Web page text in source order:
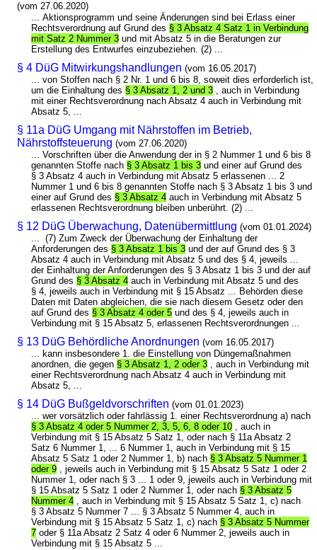
(vom 27.06.2020)
... Aktionsprogramm und seine Änderungen sind bei Erlass einer
Rechtsverordnung auf Grund des § 3 Absatz 4 Satz 1 in Verbindung
mit Satz 2 Nummer 3 und mit Absatz 5 in die Beratungen zur
Erstellung des Entwurfes einzubeziehen. (2) ...
§ 4 DüG Mitwirkungshandlungen (vom 16.05.2017)
... von Stoffen nach § 2 Nr. 1 und 6 bis 8, soweit dies erforderlich ist,
um die Einhaltung des § 3 Absatz 1, 2 und 3 , auch in Verbindung
mit einer Rechtsverordnung nach Absatz 4 auch in Verbindung mit
Absatz 5, ...
§ 11a DüG Umgang mit Nährstoffen im Betrieb,
Nährstoffsteuerung (vom 27.06.2020)
... Vorschriften über die Anwendung der in § 2 Nummer 1 und 6 bis 8
genannten Stoffe nach § 3 Absatz 1 bis 3 und einer auf Grund des
§ 3 Absatz 4 auch in Verbindung mit Absatz 5 erlassenen ... 2
Nummer 1 und 6 bis 8 genannten Stoffe nach § 3 Absatz 1 bis 3 und
einer auf Grund des § 3 Absatz 4 auch in Verbindung mit Absatz 5
erlassenen Rechtsverordnung bleiben unberührt. (2) ...
§ 12 DüG Überwachung, Datenübermittlung (vom 01.01.2024)
... (7) Zum Zweck der Überwachung der Einhaltung der
Anforderungen des § 3 Absatz 1 bis 3 und der auf Grund des § 3
Absatz 4 auch in Verbindung mit Absatz 5 und des § 4, jeweils ...
der Einhaltung der Anforderungen des § 3 Absatz 1 bis 3 und der auf
Grund des § 3 Absatz 4 auch in Verbindung mit Absatz 5 und des
§ 4, jeweils auch in Verbindung mit § 15 Absatz ... Behörden diese
Daten mit Daten abgleichen, die sie nach diesem Gesetz oder den
auf Grund des § 3 Absatz 4 oder 5 und des § 4, jeweils auch in
Verbindung mit § 15 Absatz 5, erlassenen Rechtsverordnungen ...
§ 13 DüG Behördliche Anordnungen (vom 16.05.2017)
... kann insbesondere 1. die Einstellung von Düngemaßnahmen
anordnen, die gegen § 3 Absatz 1, 2 oder 3 , auch in Verbindung mit
einer Rechtsverordnung nach Absatz 4 auch in Verbindung mit
Absatz 5, ...
§ 14 DüG Bußgeldvorschriften (vom 01.01.2023)
... wer vorsätzlich oder fahrlässig 1. einer Rechtsverordnung a) nach
§ 3 Absatz 4 oder 5 Nummer 2, 3, 5, 6, 8 oder 10 , auch in
Verbindung mit § 15 Absatz 5 Satz 1, oder nach § 11a Absatz 2
Satz 6 Nummer 1, ... 6 Nummer 1, auch in Verbindung mit § 15
Absatz 5 Satz 1 oder 2 Nummer 1, b) nach § 3 Absatz 5 Nummer 1
oder 9 , jeweils auch in Verbindung mit § 15 Absatz 5 Satz 1 oder 2
Nummer 1, oder nach § 3 ... 1 oder 9, jeweils auch in Verbindung mit
§ 15 Absatz 5 Satz 1 oder 2 Nummer 1, oder nach § 3 Absatz 5
Nummer 4 , auch in Verbindung mit § 15 Absatz 5 Satz 1, c) nach
§ 3 Absatz 5 Nummer 7 ... § 3 Absatz 5 Nummer 4, auch in
Verbindung mit § 15 Absatz 5 Satz 1, c) nach § 3 Absatz 5 Nummer
7 oder § 11a Absatz 2 Satz 4 oder 6 Nummer 2, jeweils auch in
Verbindung mit § 15 Absatz 5 ...